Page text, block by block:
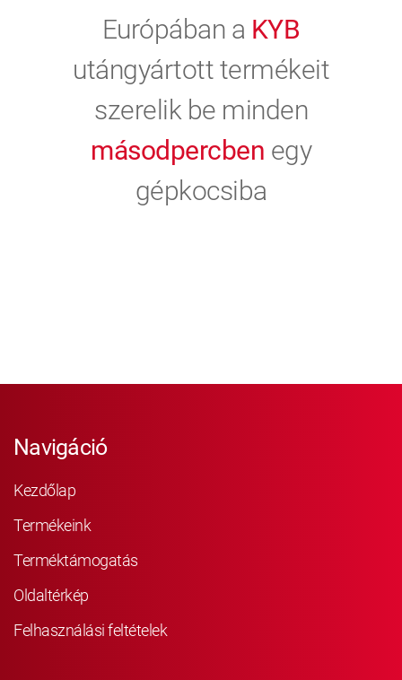
Európában a KYB
utángyártott termékeit
szerelik be minden
másodpercben egy
gépkocsiba
Navigáció
Kezdőlap
Termékeink
Terméktámogatás
Oldaltérkép
Felhasználási feltételek